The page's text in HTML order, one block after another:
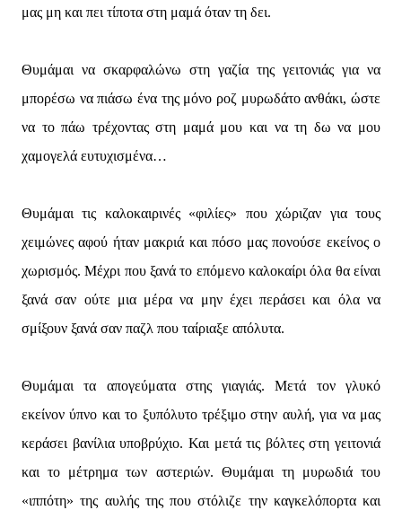
μας μη και πει τίποτα στη μαμά όταν τη δει.
Θυμάμαι να σκαρφαλώνω στη γαζία της γειτονιάς για να
μπορέσω να πιάσω ένα της μόνο ροζ μυρωδάτο ανθάκι, ώστε
να το πάω τρέχοντας στη μαμά μου και να τη δω να μου
χαμογελά ευτυχισμένα…
Θυμάμαι τις καλοκαιρινές «φιλίες» που χώριζαν για τους
χειμώνες αφού ήταν μακριά και πόσο μας πονούσε εκείνος ο
χωρισμός. Μέχρι που ξανά το επόμενο καλοκαίρι όλα θα είναι
ξανά σαν ούτε μια μέρα να μην έχει περάσει και όλα να
σμίξουν ξανά σαν παζλ που ταίριαξε απόλυτα.
Θυμάμαι τα απογεύματα στης γιαγιάς. Μετά τον γλυκό
εκείνον ύπνο και το ξυπόλυτο τρέξιμο στην αυλή, για να μας
κεράσει βανίλια υποβρύχιο. Και μετά τις βόλτες στη γειτονιά
και το μέτρημα των αστεριών. Θυμάμαι τη μυρωδιά του
«ιππότη» της αυλής της που στόλιζε την καγκελόπορτα και